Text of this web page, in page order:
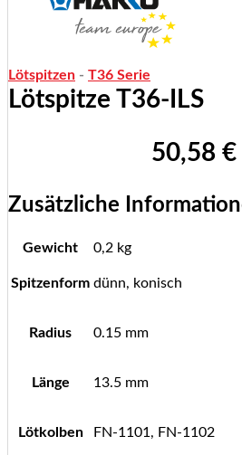
Lötspitzen - T36 Serie
Lötspitze T36-ILS
50,58 €
Zusätzliche
Gewicht 0,2 kg
Spitzenform dünn, konisch
Radius 0.15 mm
Länge 13.5 mm
Lötkolben FN-1101, FN-1102